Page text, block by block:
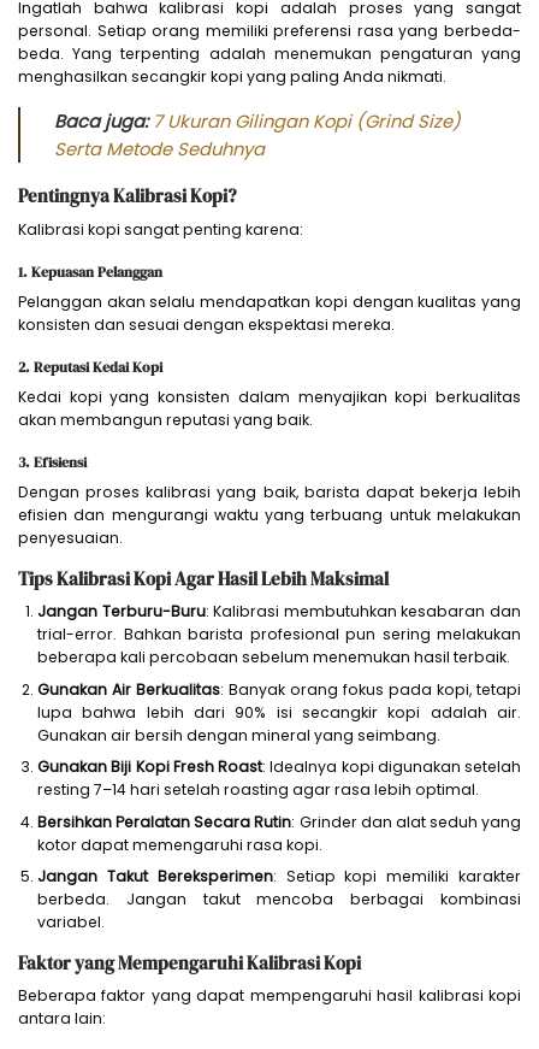
Ingatlah bahwa kalibrasi kopi adalah proses yang sangat
personal. Setiap orang memiliki preferensi rasa yang berbeda-
beda. Yang terpenting adalah menemukan pengaturan yang
menghasilkan secangkir kopi yang paling Anda nikmati.
Baca juga:7 Ukuran Gilingan Kopi (Grind Size)
Serta Metode Seduhnya
Pentingnya Kalibrasi Kopi?
Kalibrasi kopi sangat penting karena:
1. Kepuasan Pelanggan
Pelanggan akan selalu mendapatkan kopi dengan kualitas yang
konsisten dan sesuai dengan ekspektasi mereka.
2. Reputasi Kedai Kopi
Kedai kopi yang konsisten dalam menyajikan kopi berkualitas
akan membangun reputasi yang baik.
3. Efisiensi
Dengan proses kalibrasi yang baik, barista dapat bekerja lebih
efisien dan mengurangi waktu yang terbuang untuk melakukan
penyesuaian.
Tips Kalibrasi Kopi Agar Hasil Lebih Maksimal
Jangan Terburu-Buru: Kalibrasi membutuhkan kesabaran dan
trial-error. Bahkan barista profesional pun sering melakukan
beberapa kali percobaan sebelum menemukan hasil terbaik.
Gunakan Air Berkualitas: Banyak orang fokus pada kopi, tetapi
lupa bahwa lebih dari 90% isi secangkir kopi adalah air.
Gunakan air bersih dengan mineral yang seimbang.
Gunakan Biji Kopi Fresh Roast: Idealnya kopi digunakan setelah
resting 7–14 hari setelah roasting agar rasa lebih optimal.
Bersihkan Peralatan Secara Rutin: Grinder dan alat seduh yang
kotor dapat memengaruhi rasa kopi.
Jangan Takut Bereksperimen: Setiap kopi memiliki karakter
berbeda. Jangan takut mencoba berbagai kombinasi
variabel.
Faktor yang Mempengaruhi Kalibrasi Kopi
Beberapa faktor yang dapat mempengaruhi hasil kalibrasi kopi
antara lain: